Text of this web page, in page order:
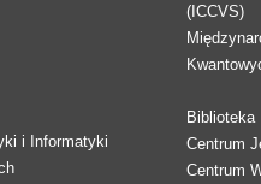
i Informatyki
(ICCVS)
Biblioteka
Centrum
Centrum